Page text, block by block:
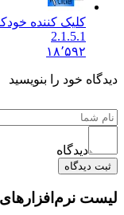
کلیک کننده
2.1.5.1
۱۸٬۵۹۲
دیدگاه خود را بنویسید
دیدگاه
ثبت دیدگاه
لیست